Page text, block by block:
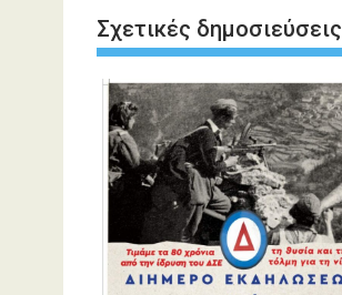
Σχετικές δημοσιεύσεις